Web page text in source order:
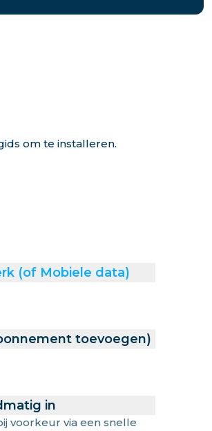
om te installeren.
(of Mobiele data)
toevoegen)
in
voorkeur via een snelle